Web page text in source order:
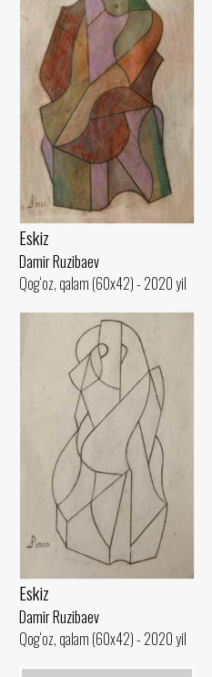
Eskiz
Damir Ruzibaev
Qog‘oz, qalam (60x42) - 2020 yil
Eskiz
Damir Ruzibaev
Qog‘oz, qalam (60x42) - 2020 yil